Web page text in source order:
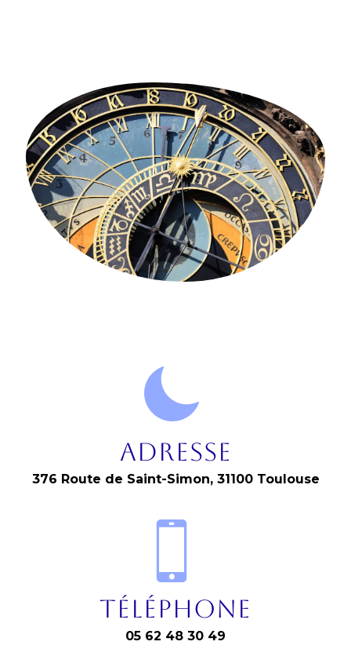
Adresse
376 Route de Saint-Simon, 31100 Toulouse
Téléphone
05 62 48 30 49